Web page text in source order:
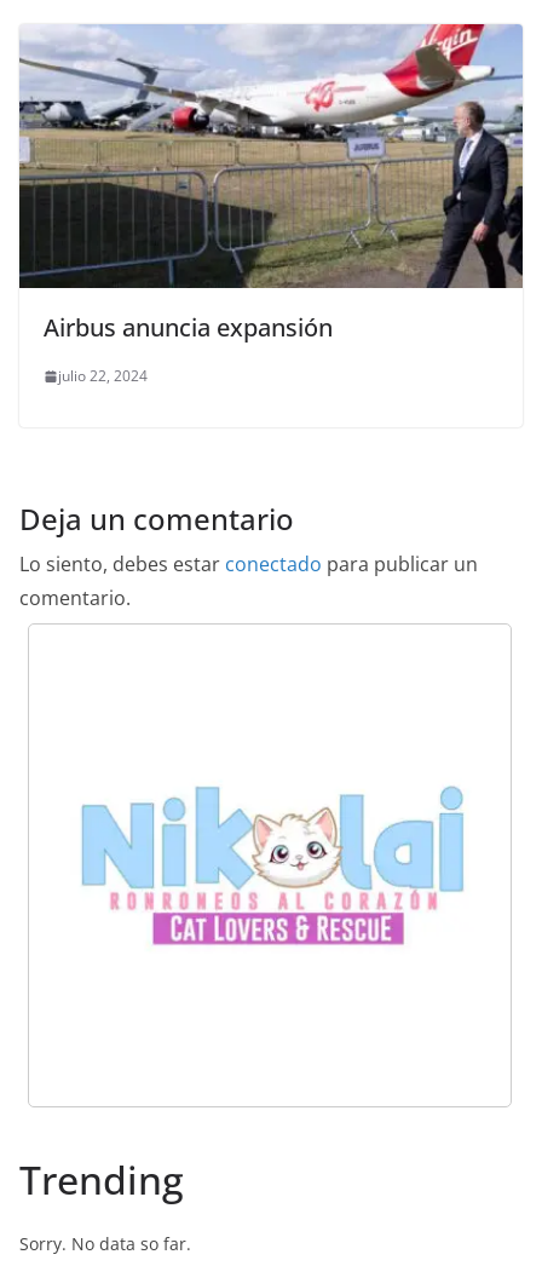
Airbus anuncia expansión
julio 22, 2024
Deja un comentario
Lo siento, debes estar conectado para publicar un
comentario.
Trending
Sorry. No data so far.